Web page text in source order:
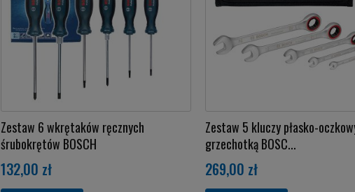
Zestaw 6 wkrętaków ręcznych
śrubokrętów BOSCH
132,00 zł
Zestaw 5 kluczy płasko-
grzechotką BOSC...
269,00 zł